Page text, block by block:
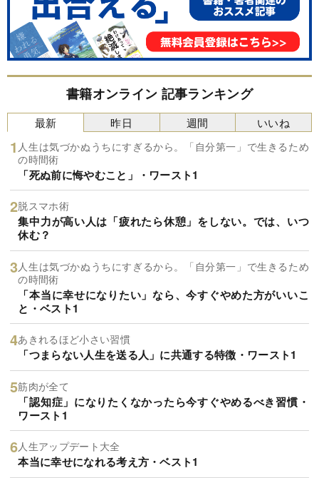
書籍オンライン 記事ランキング
最新
人生は気づかぬうちにすぎるから。「自分第一」で生きるため
の時間術
「死ぬ前に悔やむこと」・ワースト1
脱スマホ術
集中力が高い人は「疲れたら休憩」をしない。では、いつ
休む？
人生は気づかぬうちにすぎるから。「自分第一」で生きるため
の時間術
「本当に幸せになりたい」なら、今すぐやめた方がいいこ
と・ベスト1
あきれるほど小さい習慣
「つまらない人生を送る人」に共通する特徴・ワースト1
筋肉が全て
「認知症」になりたくなかったら今すぐやめるべき習慣・
ワースト1
人生アップデート大全
本当に幸せになれる考え方・ベスト1
昨日 週間 いいね